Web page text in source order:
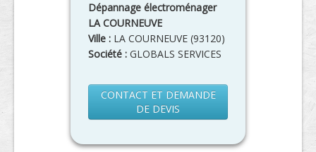
Dépannage électroménager
LA COURNEUVE
Ville : LA COURNEUVE (93120)
Société : GLOBALS SERVICES
CONTACT ET DEMANDE
DE DEVIS